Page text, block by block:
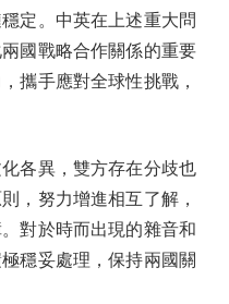
定。中英在上述重大問
國戰略合作關係的重要
攜手應對全球性挑戰，
各異，雙方存在分歧也
，努力增進相互了解，
對於時而出現的雜音和
穩妥處理，保持兩國關